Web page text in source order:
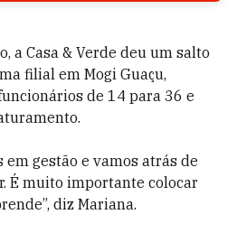
a Casa & Verde deu um salto
filial em Mogi Guaçu,
de 14 para 36 e
em gestão e vamos atrás de
É muito importante colocar
diz Mariana.